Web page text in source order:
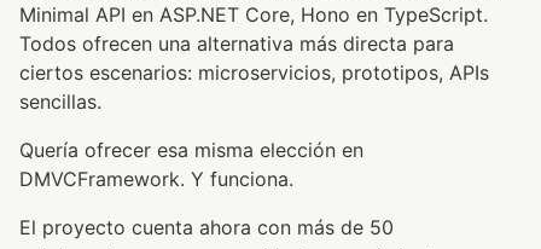
Minimal API en ASP.NET Core, Hono en TypeScript.
Todos ofrecen una alternativa más directa para
ciertos escenarios: microservicios, prototipos, APIs
sencillas.
Quería ofrecer esa misma elección en
DMVCFramework. Y funciona.
El proyecto cuenta ahora con más de 50